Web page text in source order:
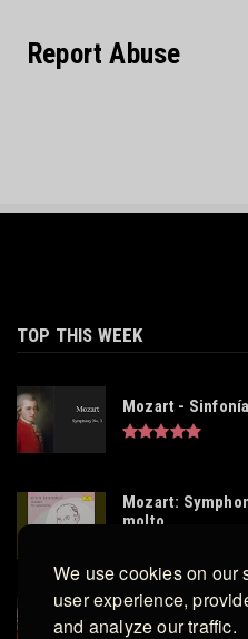
We use cookies on our
user experience,
and analyze our traffic.
Report Abuse
TOP THIS WEEK
Mozart - Sinfonía
Mozart:
molto
Sinfonías n.º